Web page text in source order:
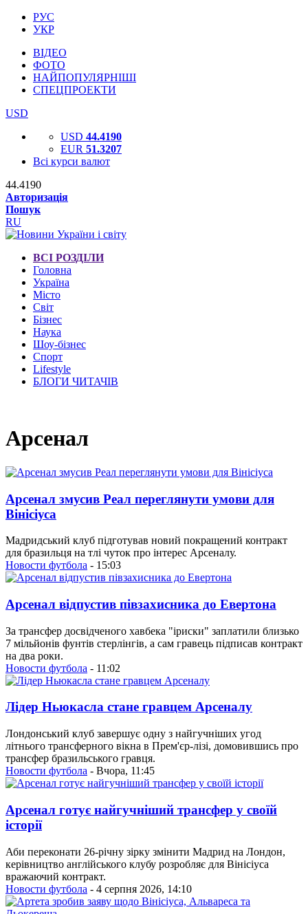
РУС
УКР
ВІДЕО
ФОТО
НАЙПОПУЛЯРНІШІ
СПЕЦПРОЕКТИ
USD
USD 44.4190
EUR 51.3207
Всі курси валют
44.4190
Авторизація
Пошук
RU
ВСІ РОЗДІЛИ
Головна
Україна
Місто
Світ
Бізнес
Наука
Шоу-бізнес
Спорт
Lifestyle
БЛОГИ ЧИТАЧІВ
Арсенал
Арсенал змусив Реал переглянути умови для
Вінісіуса
Мадридський клуб підготував новий покращений контракт
для бразильця на тлі чуток про інтерес Арсеналу.
Новости футбола - 15:03
Арсенал відпустив півзахисника до Евертона
За трансфер досвідченого хавбека "іриски" заплатили близько
7 мільйонів фунтів стерлінгів, а сам гравець підписав контракт
на два роки.
Новости футбола - 11:02
Лідер Ньюкасла стане гравцем Арсеналу
Лондонський клуб завершує одну з найгучніших угод
літнього трансферного вікна в Прем'єр-лізі, домовившись про
трансфер бразильського гравця.
Новости футбола - Вчора, 11:45
Арсенал готує найгучніший трансфер у своїй
історії
Аби переконати 26-річну зірку змінити Мадрид на Лондон,
керівництво англійського клубу розробляє для Вінісіуса
вражаючий контракт.
Новости футбола - 4 серпня 2026, 14:10